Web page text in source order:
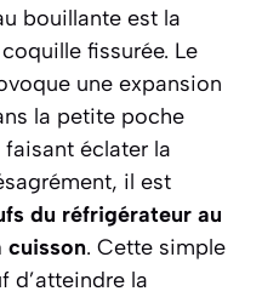
bouillante est la
fissurée. Le
une expansion
la petite poche
éclater la
il est
du réfrigérateur au
cuisson. Cette simple
d’atteindre la